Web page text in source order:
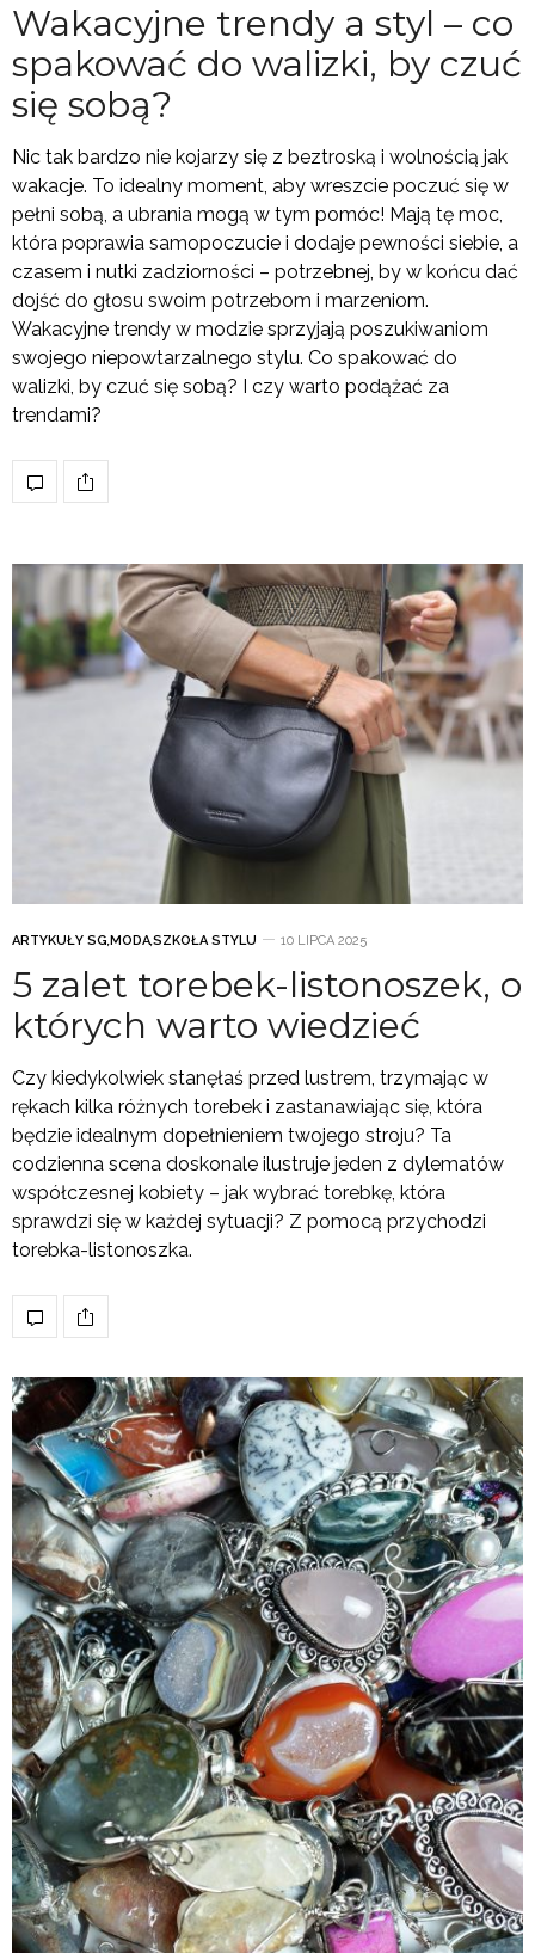
Wakacyjne trendy a styl – co
spakować do walizki, by czuć
się sobą?
Nic tak bardzo nie kojarzy się z beztroską i wolnością jak
wakacje. To idealny moment, aby wreszcie poczuć się w
pełni sobą, a ubrania mogą w tym pomóc! Mają tę moc,
która poprawia samopoczucie i dodaje pewności siebie, a
czasem i nutki zadziorności – potrzebnej, by w końcu dać
dojść do głosu swoim potrzebom i marzeniom.
Wakacyjne trendy w modzie sprzyjają poszukiwaniom
swojego niepowtarzalnego stylu. Co spakować do
walizki, by czuć się sobą? I czy warto podążać za
trendami?
ARTYKUŁY SG,MODA,SZKOŁA STYLU 10 LIPCA 2025
5 zalet torebek-listonoszek, o
których warto wiedzieć
Czy kiedykolwiek stanęłaś przed lustrem, trzymając w
rękach kilka różnych torebek i zastanawiając się, która
będzie idealnym dopełnieniem twojego stroju? Ta
codzienna scena doskonale ilustruje jeden z dylematów
współczesnej kobiety – jak wybrać torebkę, która
sprawdzi się w każdej sytuacji? Z pomocą przychodzi
torebka-listonoszka.